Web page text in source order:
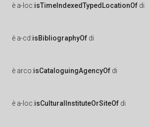
è a-loc:isTimeIndexedTypedLocationOf di
è a-cd:isBibliographyOf di
è arco:isCataloguingAgencyOf di
è a-loc:isCulturalInstituteOrSiteOf di